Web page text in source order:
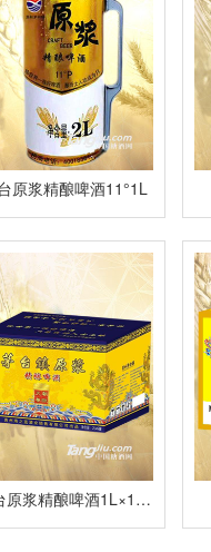
原浆精酿啤酒11°1L
茅台原浆精酿啤酒1L×12瓶